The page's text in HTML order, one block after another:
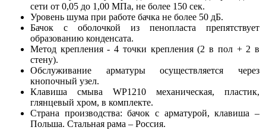
сети от 0,05 до 1,00 МПа, не более 150 сек.
Уровень шума при работе бачка не более 50 дБ.
Бачок с оболочкой из пенопласта препятствует
образованию конденсата.
Метод крепления - 4 точки крепления (2 в пол + 2 в
стену).
Обслуживание арматуры осуществляется через
кнопочный узел.
Клавиша смыва WP1210 механическая, пластик,
глянцевый хром, в комплекте.
Страна производства: бачок с арматурой, клавиша –
Польша. Стальная рама – Россия.